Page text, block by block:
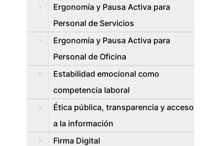
Ergonomía y Pausa Activa para
Personal de Servicios
Ergonomía y Pausa Activa para
Personal de Oficina
Estabilidad emocional como
competencia laboral
Ética pública, transparencia y acceso
a la información
Firma Digital